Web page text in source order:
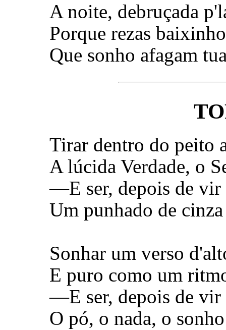
A noite, debruçada
Porque rezas
Que sonho afagam
Tirar dentro do peito
A lúcida Verdade, o
—E ser, depois de vir
Um punhado de
Sonhar um verso
E puro como um
—E ser, depois de vir
O pó, o nada, o